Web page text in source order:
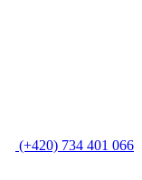
(+420) 734 401 066